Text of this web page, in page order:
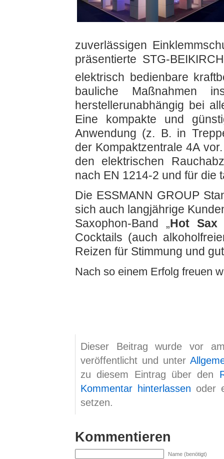
zuverlässigen
präsentierte STG-
elektrisch bedienbare
bauliche Maßnahmen
herstellerunabhängig bei
Eine kompakte und
Anwendung (z. B. in
der Kompaktzentrale 4A
den elektrischen
nach EN 1214-2 und für die
Die ESSMANN GROUP
sich auch langjährige
Saxophon-Band „Hot Sax
Cocktails (auch
Reizen für Stimmung und
Nach so einem Erfolg freuen
Dieser Beitrag wurde vor
veröffentlicht und unter
zu diesem Eintrag über den
Kommentar hinterlassen oder
setzen.
Kommentieren
Name (benötigt)